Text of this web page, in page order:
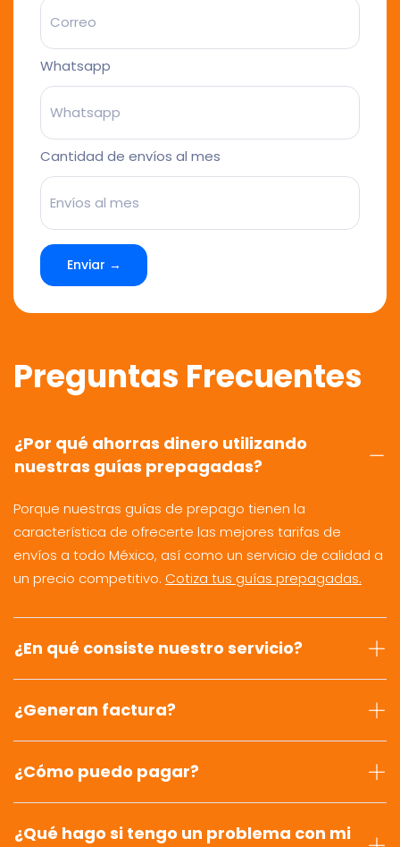
Whatsapp
Cantidad de envíos al mes
Enviar →
Preguntas Frecuentes
¿Por qué ahorras dinero utilizando
nuestras guías prepagadas?
Porque nuestras guías de prepago tienen la
característica de ofrecerte las mejores tarifas de
envíos a todo México, así como un servicio de calidad a
un precio competitivo. Cotiza tus guías prepagadas.
¿En qué consiste nuestro servicio?
¿Generan factura?
¿Cómo puedo pagar?
¿Qué hago si tengo un problema con mi